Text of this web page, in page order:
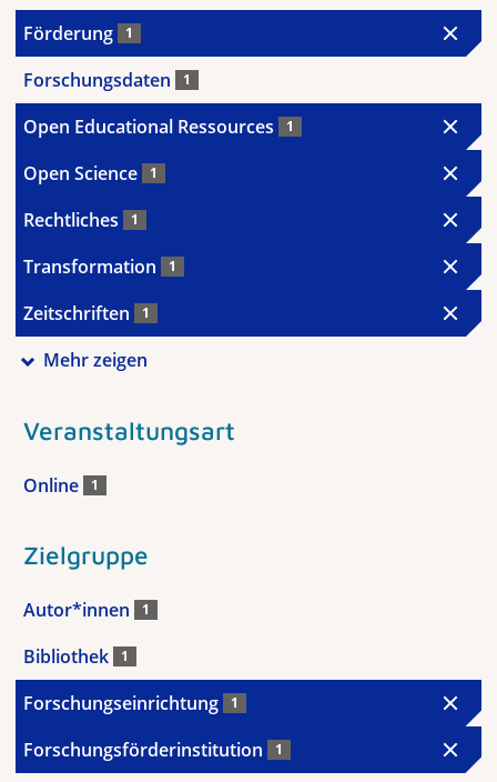
Förderung 1
Forschungsdaten 1
Open Educational Ressources 1
Open Science 1
Rechtliches 1
Transformation 1
Zeitschriften 1
Mehr zeigen
Veranstaltungsart
Online 1
Zielgruppe
Autor*innen 1
Bibliothek 1
Forschungseinrichtung 1
Forschungsförderinstitution 1